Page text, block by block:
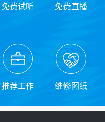
免费试听 免费直播
推荐工作 维修图纸